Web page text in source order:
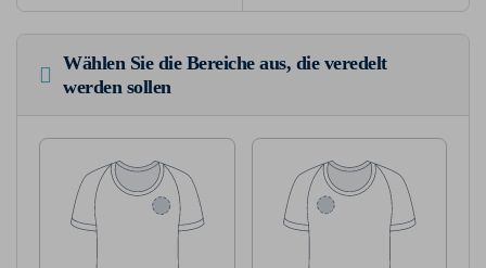
Wählen Sie die Bereiche aus, die veredelt
werden sollen